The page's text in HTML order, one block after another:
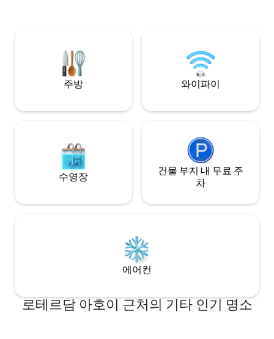
및 출장자에게 적합하며, 열쇠 금고를 통해
24시간 출입할 수 있습니다.
주차
주방 와이파이
수영장
건물 부지 내 무료 주
차
에어컨
로테르담 아호이 근처의 기타 인기 명소